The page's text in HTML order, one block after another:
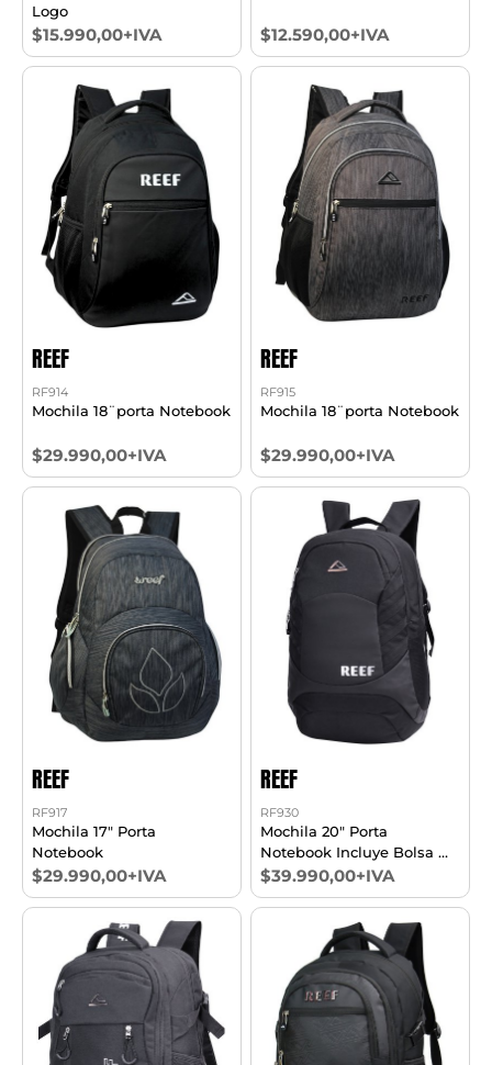
Logo
$15.990,00+IVA $12.590,00+IVA
REEF
RF914
Mochila 18¨porta Notebook
$29.990,00+IVA
REEF
RF915
Mochila 18¨porta Notebook
$29.990,00+IVA
REEF
RF917
Mochila 17" Porta
Notebook
$29.990,00+IVA
REEF
RF930
Mochila 20" Porta
Notebook Incluye Bolsa De
Regalo
$39.990,00+IVA